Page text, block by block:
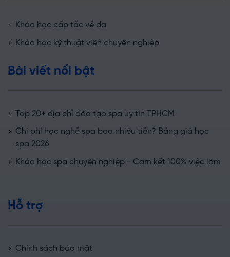
Khóa học cấp tốc về da
Khóa học kỹ thuật viên chuyên nghiệp
Bài viết nổi bật
Top 20+ địa chỉ đào tạo spa uy tín TPHCM
Chi phí học nghề spa bao nhiêu tiền? Bảng giá học
spa 2026
Khóa học spa chuyên nghiệp - Cam kết 100% việc làm
Hỗ trợ
Chính sách bảo mật